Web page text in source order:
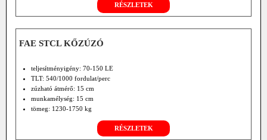
RÉSZLETEK
FAE STCL KŐZÚZÓ
teljesítményigény: 70-150 LE
TLT: 540/1000 fordulat/perc
zúzható átmérő: 15 cm
munkamélység: 15 cm
tömeg: 1230-1750 kg
RÉSZLETEK